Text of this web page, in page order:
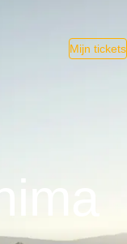
Mijn tickets